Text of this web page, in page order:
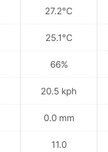
27.2°C
25.1°C
66%
20.5 kph
0.0 mm
11.0